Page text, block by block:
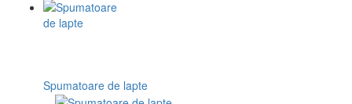
Spumatoare de lapte